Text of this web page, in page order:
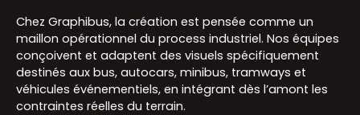
Chez Graphibus, la création est pensée comme un
maillon opérationnel du process industriel. Nos équipes
conçoivent et adaptent des visuels spécifiquement
destinés aux bus, autocars, minibus, tramways et
véhicules événementiels, en intégrant dès l’amont les
contraintes réelles du terrain.